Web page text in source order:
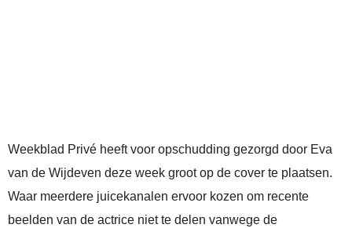
Weekblad Privé heeft voor opschudding gezorgd door Eva
van de Wijdeven deze week groot op de cover te plaatsen.
Waar meerdere juicekanalen ervoor kozen om recente
beelden van de actrice niet te delen vanwege de